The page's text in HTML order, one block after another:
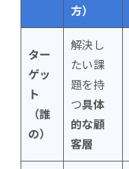
方）
ター
ゲッ
ト
（誰
の）
解決し
たい課
題を持
つ具体
的な顧
客層